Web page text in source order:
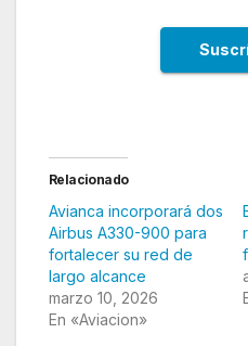
Relacionado
Avianca incorporará dos
Airbus A330-900 para
fortalecer su red de
largo alcance
marzo 10, 2026
En «Aviacion»